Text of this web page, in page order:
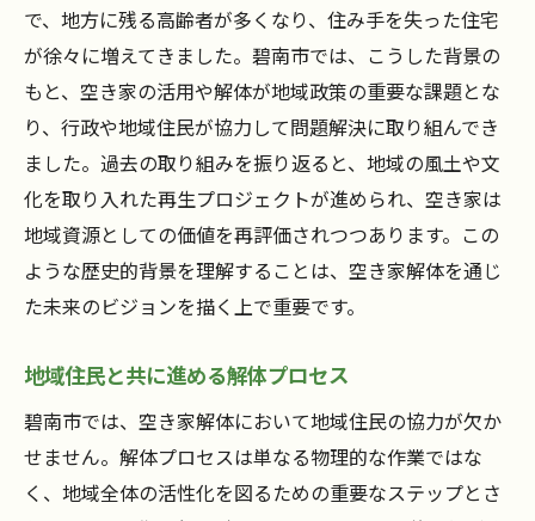
地域資源としての空き家解体の重要性を考える
空き家解体がもたらす地域社会への貢献
解体の意義とその社会的影響を探る
地域資源としての空き家再評価の必要性
空き家解体の持つ経済的な可能性
地域文化を守るための解体プロジェクト
空き家解体を通じた地域の新しい価値創造
空き家が地域の資産へ変わる瞬間を見つめて
資産化を実現するための地域住民の協力
新たな価値を創出するための空き家活用法
空き家が地域に与える新たな希望
資産としての空き家がもたらす地域の未来
で、地方に残る高齢者が多くなり、住み手を失った住宅
が徐々に増えてきました。碧南市では、こうした背景の
もと、空き家の活用や解体が地域政策の重要な課題とな
り、行政や地域住民が協力して問題解決に取り組んでき
ました。過去の取り組みを振り返ると、地域の風土や文
化を取り入れた再生プロジェクトが進められ、空き家は
地域資源としての価値を再評価されつつあります。この
ような歴史的背景を理解することは、空き家解体を通じ
た未来のビジョンを描く上で重要です。
地域住民と共に進める解体プロセス
碧南市では、空き家解体において地域住民の協力が欠か
せません。解体プロセスは単なる物理的な作業ではな
く、地域全体の活性化を図るための重要なステップとさ